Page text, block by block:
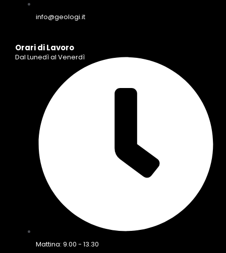
info@geologi.it
Orari di Lavoro
Dal Lunedì al Venerdì
Mattina: 9.00 - 13.30